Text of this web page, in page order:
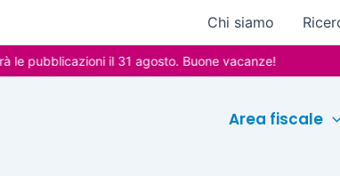
Chi siamo
pubblicazioni il 31 agosto. Buone vacanze!
Area fiscale